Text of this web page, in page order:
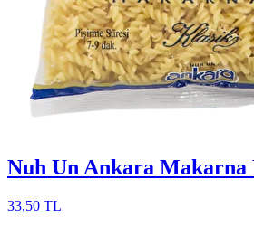
Nuh Un Ankara Makarna
33,50 TL